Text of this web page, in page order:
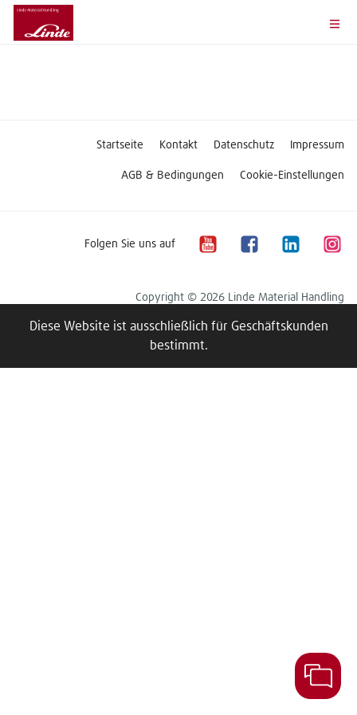
Startseite Kontakt Datenschutz Impressum
AGB & Bedingungen Cookie-Einstellungen
Folgen Sie uns auf
Copyright © 2026 Linde Material Handling
Diese Website ist ausschließlich für Geschäftskunden
bestimmt.